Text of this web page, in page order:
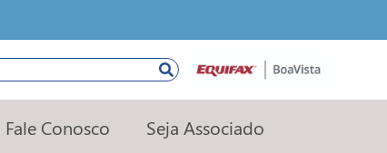
Fale Conosco Seja Associado